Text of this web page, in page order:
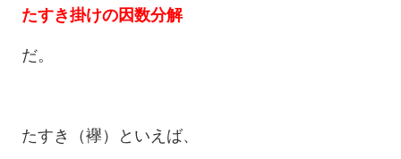
たすき掛けの因数分解
だ。
たすき（襷）といえば、